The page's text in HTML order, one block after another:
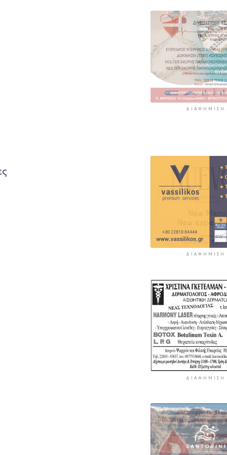
περιοχές
5 ώρες 25 λεπτά πρίν
ΔΙΑΦΉΜΙΣΗ
ΔΙΑΦΉΜΙΣΗ
ΔΙΑΦΉΜΙΣΗ